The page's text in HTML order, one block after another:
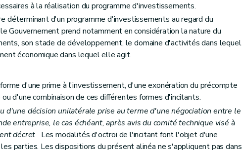
et transitoires
à la réalisation du programme d'investissements.
déterminant d'un programme d'investissements au regard du
Gouvernement prend notamment en considération la nature du
son stade de développement, le domaine d'activités dans lequel
économique dans lequel elle agit.
d'une prime à l'investissement, d'une exonération du précompte
d'une combinaison de ces différentes formes d'incitants.
d'une décision unilatérale prise au terme d'une négociation entre le
entreprise, le cas échéant, après avis du comité technique visé à
décret Les modalités d'octroi de l'incitant font l'objet d'une
parties. Les dispositions du présent alinéa ne s'appliquent pas dans